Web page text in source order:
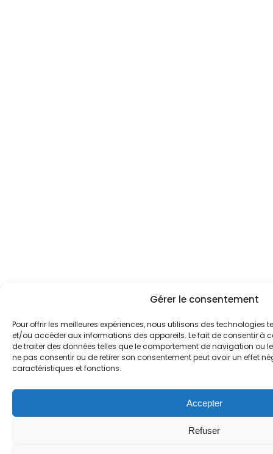
Gérer le consentement
Pour offrir les meilleures expériences, nous utilisons des technologies
et/ou accéder aux informations des appareils. Le fait de consentir à
de traiter des données telles que le comportement de navigation ou
ne pas consentir ou de retirer son consentement peut avoir un effet
caractéristiques et fonctions.
Accepter
Refuser